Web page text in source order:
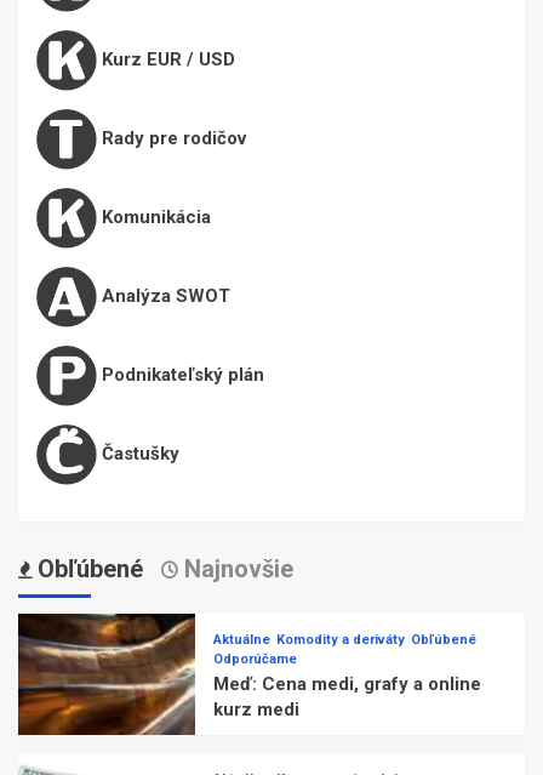
Kurz EUR / USD
Rady pre rodičov
Komunikácia
Analýza SWOT
Podnikateľský plán
Častušky
Obľúbené Najnovšie
Aktuálne Komodity a deriváty Obľúbené
Odporúčame
Meď: Cena medi, grafy a online
kurz medi